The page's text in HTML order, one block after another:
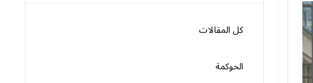
كل المقالات
الحوكمة